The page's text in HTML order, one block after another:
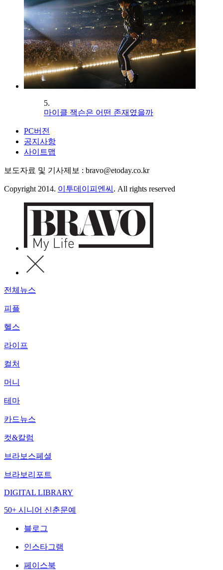
5.
마이클 잭슨은 어떤 존재였을까
PC버전
공지사항
사이트맵
보도자료 및 기사제보 : bravo@etoday.co.kr
Copyright 2014. 이투데이피엔씨 . All rights reserved
전체뉴스
피플
헬스
라이프
컬처
머니
테마
카드뉴스
컷&칼럼
브라보스페셜
브라보리포트
DIGITAL LIBRARY
50+ 시니어 신춘문예
블로그
인스타그램
페이스북